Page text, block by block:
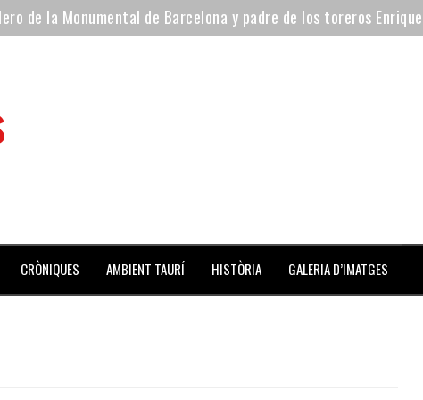
de la Monumental de Barcelona y padre de los toreros
de la noche y Ventura pone el Coliseo Balear en pie
de julio repleto de actividades
CRÒNIQUES AMBIENT TAURÍ HISTÒRIA GALERIA D’IMATGES